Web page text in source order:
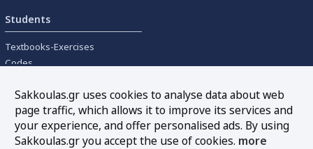
Students
Textbooks-Exercises
Codes
Tools
Online interest calculation
Sakkoulas.gr uses cookies to analyse data about web
page traffic, which allows it to improve its services and
your experience, and offer personalised ads. By using
Sakkoulas.gr you accept the use of cookies. more